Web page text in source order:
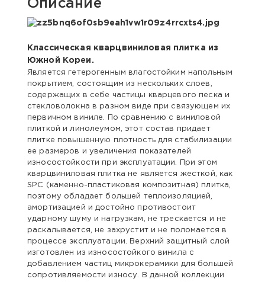
Описание
Классическая кварцвиниловая плитка из
Южной Кореи.
Является гетерогенным влагостойким напольным
покрытием, состоящим из нескольких слоев,
содержащих в себе частицы кварцевого песка и
стекловолокна в разном виде при связующем их
первичном виниле. По сравнению с виниловой
плиткой и линолеумом, этот состав придает
плитке повышенную плотность для стабилизации
ее размеров и увеличения показателей
износостойкости при эксплуатации. При этом
кварцвиниловая плитка не является жесткой, как
SPC (каменно-пластиковая композитная) плитка,
поэтому обладает большей теплоизоляцией,
амортизацией и достойно противостоит
ударному шуму и нагрузкам, не трескается и не
раскалывается, не захрустит и не поломается в
процессе эксплуатации. Верхний защитный слой
изготовлен из износостойкого винила с
добавлением частиц микрокерамики для большей
сопротивляемости износу. В данной коллекции